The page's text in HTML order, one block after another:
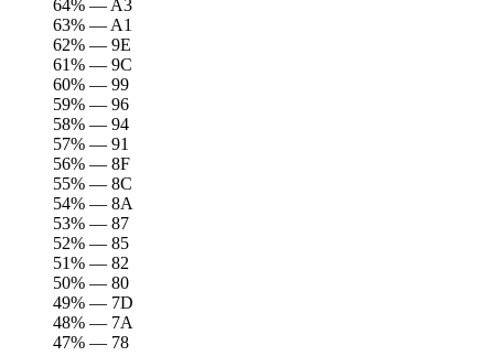
64% — A3
63% — A1
62% — 9E
61% — 9C
60% — 99
59% — 96
58% — 94
57% — 91
56% — 8F
55% — 8C
54% — 8A
53% — 87
52% — 85
51% — 82
50% — 80
49% — 7D
48% — 7A
47% — 78